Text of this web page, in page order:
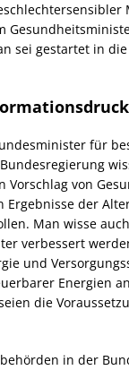
sei gestartet in
für
von
der
Man wisse
verbessert
und
Energien
die
in der